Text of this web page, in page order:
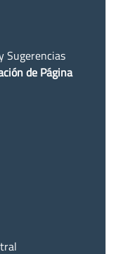
Sugerencias
de Página